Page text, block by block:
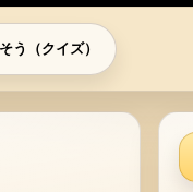
う（クイズ）